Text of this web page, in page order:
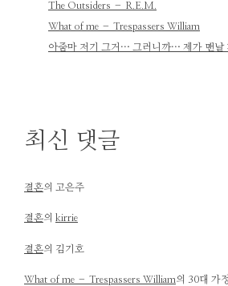
The Outsiders – R.E.M.
What of me – Trespassers William
아줌마 저기 그거… 그러니까… 제가 맨날
최신 댓글
결혼의 고은주
결혼의 kirrie
결혼의 김기호
What of me – Trespassers William의 30대 가